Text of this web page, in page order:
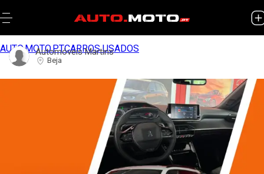
AUTO.MOTO.PTCARROS USADOS
Automóveis Martins
Beja